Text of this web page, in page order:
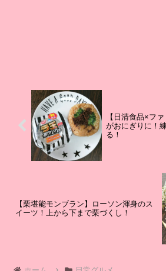
【日清食品×フ
がおにぎりに！
る！
【栗堪能モンブラン】ローソン渾身のス
イーツ！上から下まで栗づくし！